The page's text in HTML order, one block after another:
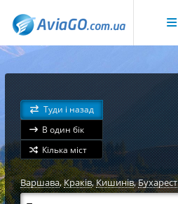
Туди і назад
В один бік
Кілька міст
Варшава,Краків,Кишинів,Бухарест